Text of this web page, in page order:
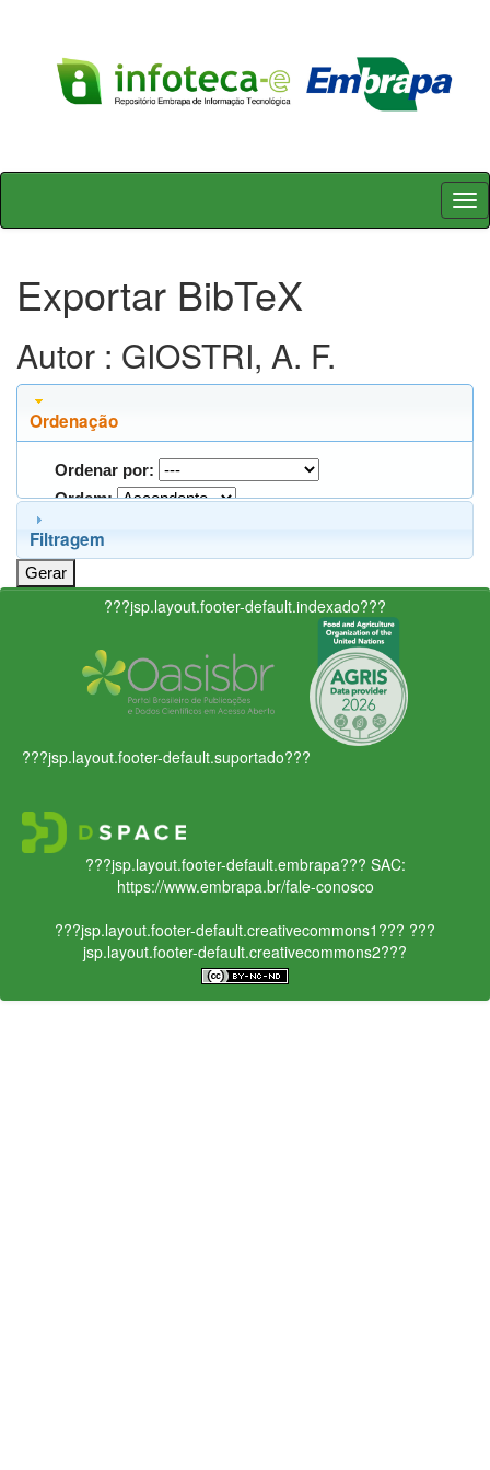
Skip
Exportar BibTeX
Autor : GIOSTRI, A. F.
Ordenação
Ordenar por:
Ordem:
Filtragem
???jsp.layout.footer-default.indexado???
???jsp.layout.footer-default.suportado???
???jsp.layout.footer-default.embrapa??? SAC:
https://www.embrapa.br/fale-conosco
???jsp.layout.footer-default.creativecommons1??? ???
jsp.layout.footer-default.creativecommons2???